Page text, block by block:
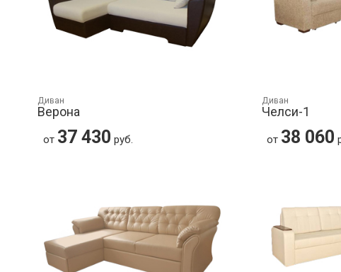
Диван
Верона
от 37 430 руб.
Диван
Челси-1
от 38 060